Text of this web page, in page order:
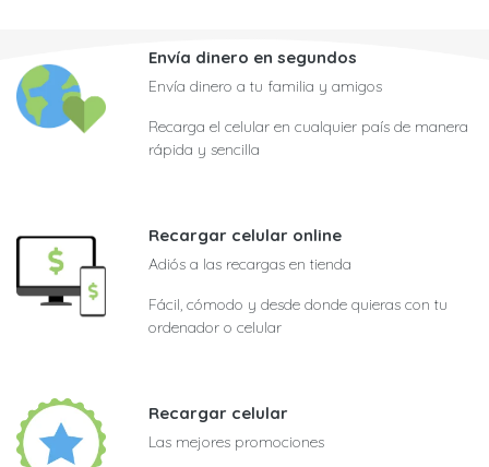
Envía dinero en segundos
Envía dinero a tu familia y amigos
Recarga el celular en cualquier país de manera
rápida y sencilla
Recargar celular online
Adiós a las recargas en tienda
Fácil, cómodo y desde donde quieras con tu
ordenador o celular
Recargar celular
Las mejores promociones